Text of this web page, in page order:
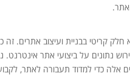
חלק קריטי בבניית ועיצוב אתרים. זה
נתונים על ביצועי אתר אינטרנט.
אלה כדי למדוד תעבורה לאתר,